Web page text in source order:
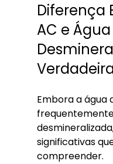
Diferença
AC e Água
Embora a água
significativas
compreender.